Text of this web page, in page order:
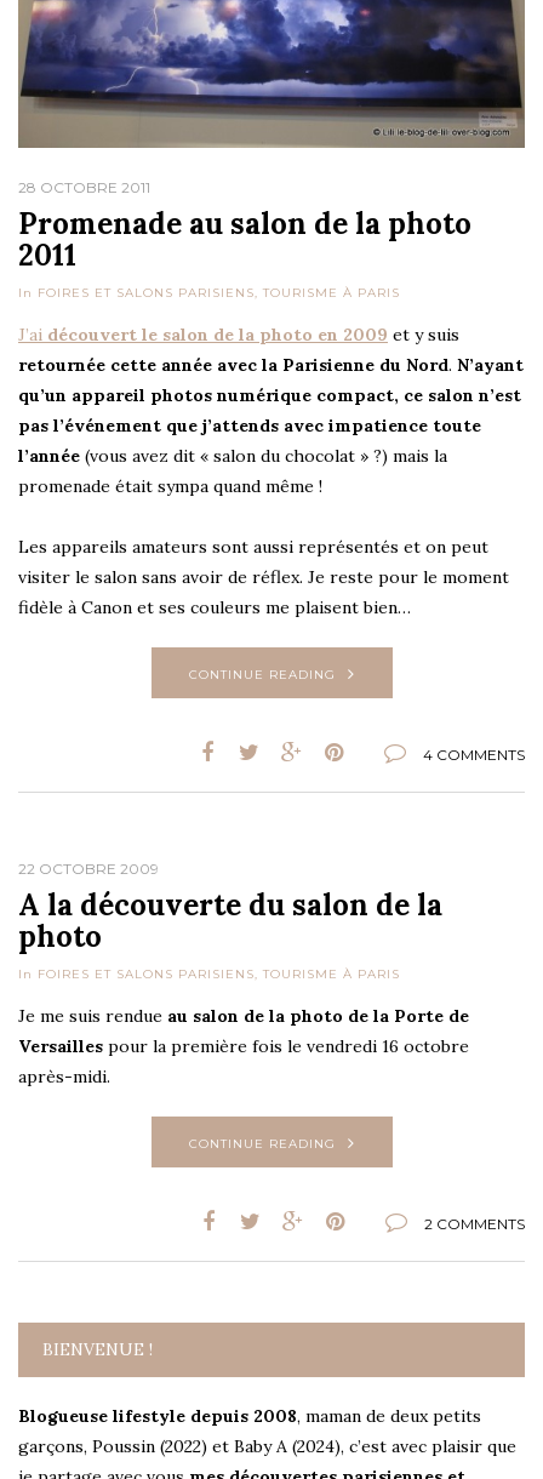
28 OCTOBRE 2011
Promenade au salon de la photo
2011
In FOIRES ET SALONS PARISIENS TOURISME À PARIS
J’ai découvert le salon de la photo en 2009 et y suis
retournée cette année avec la Parisienne du Nord. N’ayant
qu’un appareil photos numérique compact, ce salon n’est
pas l’événement que j’attends avec impatience toute
l’année (vous avez dit « salon du chocolat » ?) mais la
promenade était sympa quand même !
Les appareils amateurs sont aussi représentés et on peut
visiter le salon sans avoir de réflex. Je reste pour le moment
fidèle à Canon et ses couleurs me plaisent bien…
CONTINUE READING
4 COMMENTS
22 OCTOBRE 2009
A la découverte du salon de la
photo
In FOIRES ET SALONS PARISIENS TOURISME À PARIS
Je me suis rendue au salon de la photo de la Porte de
Versailles pour la première fois le vendredi 16 octobre
après-midi.
CONTINUE READING
2 COMMENTS
BIENVENUE !
Blogueuse lifestyle depuis 2008, maman de deux petits
garçons, Poussin (2022) et Baby A (2024), c’est avec plaisir que